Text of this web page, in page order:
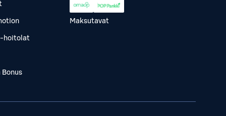
-hoitolat
Maksutavat